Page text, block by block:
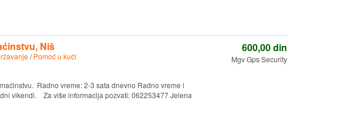
Niš
/Pomoć u kući
Radno vreme: 2-3 sata dnevno Radno vreme i
vikendi. Za više informacija pozvati: 062253477 Jelena
600,00din
Mgv Gps Security